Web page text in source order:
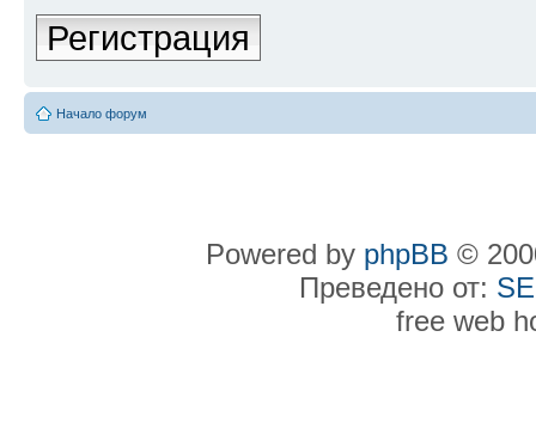
Регистрация
Начало форум
Powered by phpBB ©
Преведено от:
free web